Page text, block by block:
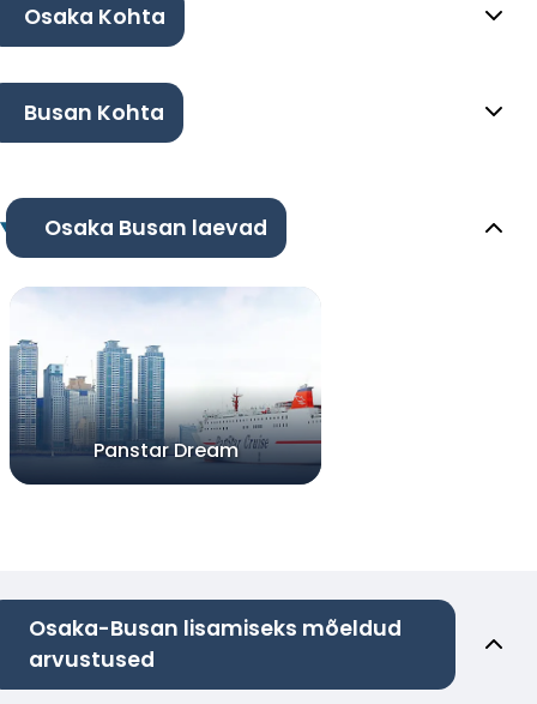
Osaka Kohta
Busan Kohta
Osaka Busan laevad
Panstar Dream
Osaka-Busan lisamiseks mõeldud
arvustused